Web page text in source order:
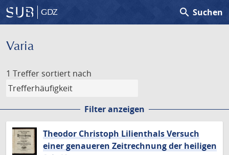
GDZ search Suchen
Varia
1 Treffer sortiert nach
Filter anzeigen
Theodor Christoph Lilienthals Versuch
einer genaueren Zeitrechnung der heiligen